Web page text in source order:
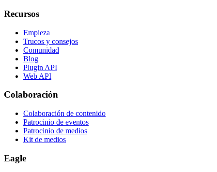
Recursos
Empieza
Trucos y consejos
Comunidad
Blog
Plugin API
Web API
Colaboración
Colaboración de contenido
Patrocinio de eventos
Patrocinio de medios
Kit de medios
Eagle